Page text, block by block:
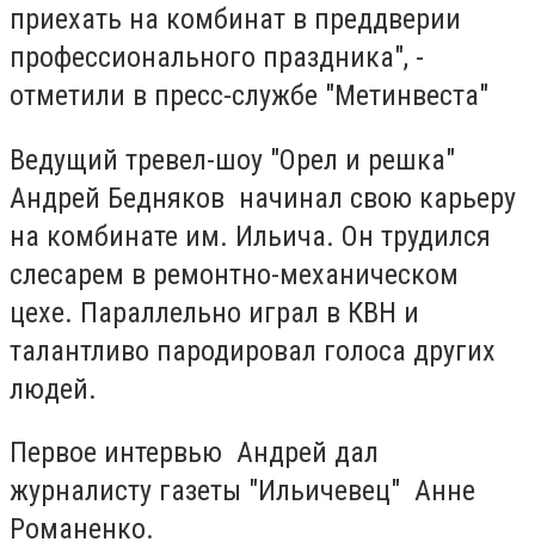
приехать на комбинат в преддверии
профессионального праздника", -
отметили в пресс-службе "Метинвеста"
Ведущий тревел-шоу "Орел и решка"
Андрей Бедняков начинал свою карьеру
на комбинате им. Ильича. Он трудился
слесарем в ремонтно-механическом
цехе. Параллельно играл в КВН и
талантливо пародировал голоса других
людей.
Первое интервью Андрей дал
журналисту газеты "Ильичевец" Анне
Романенко.